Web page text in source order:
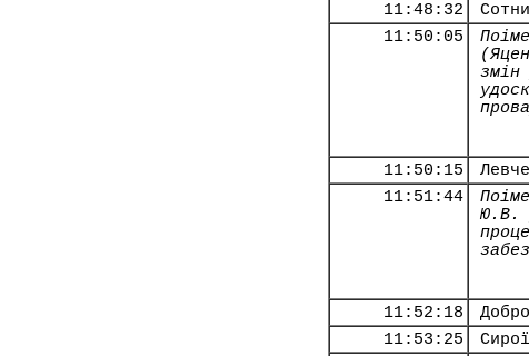
11:48:32
11:50:05
змін
11:50:15
11:51:44
Ю.В.
11:52:18
11:53:25